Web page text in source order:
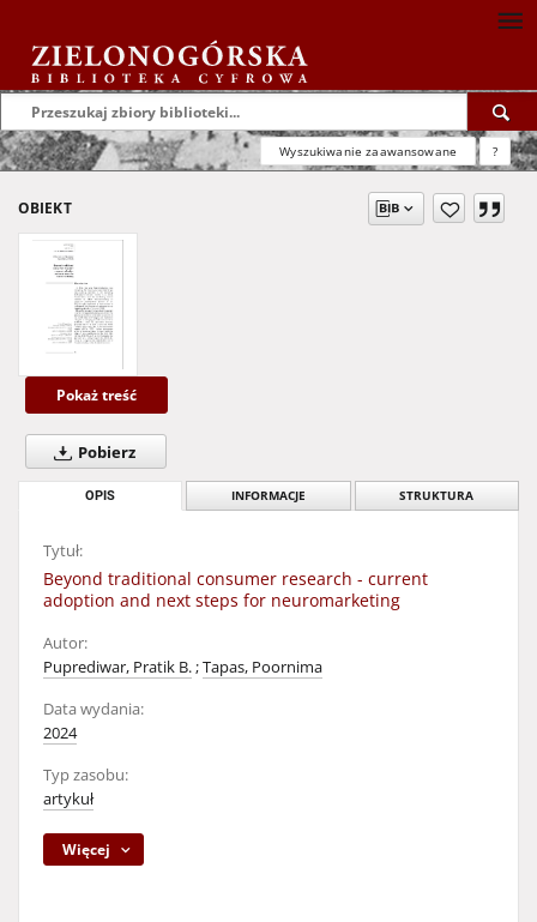
Wyszukiwanie zaawansowane ?
OBIEKT
Pokaż treść
Pobierz
OPIS INFORMACJE STRUKTURA
Tytuł:
Beyond traditional consumer research - current
adoption and next steps for neuromarketing
Autor:
Puprediwar, Pratik B.;Tapas, Poornima
Data wydania:
2024
Typ zasobu:
artykuł
Więcej